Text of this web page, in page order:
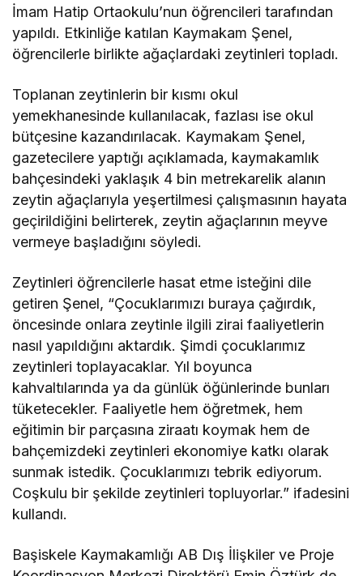
İmam Hatip Ortaokulu’nun öğrencileri tarafından
yapıldı. Etkinliğe katılan Kaymakam Şenel,
öğrencilerle birlikte ağaçlardaki zeytinleri topladı.
Toplanan zeytinlerin bir kısmı okul
yemekhanesinde kullanılacak, fazlası ise okul
bütçesine kazandırılacak. Kaymakam Şenel,
gazetecilere yaptığı açıklamada, kaymakamlık
bahçesindeki yaklaşık 4 bin metrekarelik alanın
zeytin ağaçlarıyla yeşertilmesi çalışmasının hayata
geçirildiğini belirterek, zeytin ağaçlarının meyve
vermeye başladığını söyledi.
Zeytinleri öğrencilerle hasat etme isteğini dile
getiren Şenel, “Çocuklarımızı buraya çağırdık,
öncesinde onlara zeytinle ilgili zirai faaliyetlerin
nasıl yapıldığını aktardık. Şimdi çocuklarımız
zeytinleri toplayacaklar. Yıl boyunca
kahvaltılarında ya da günlük öğünlerinde bunları
tüketecekler. Faaliyetle hem öğretmek, hem
eğitimin bir parçasına ziraatı koymak hem de
bahçemizdeki zeytinleri ekonomiye katkı olarak
sunmak istedik. Çocuklarımızı tebrik ediyorum.
Coşkulu bir şekilde zeytinleri topluyorlar.” ifadesini
kullandı.
Başiskele Kaymakamlığı AB Dış İlişkiler ve Proje